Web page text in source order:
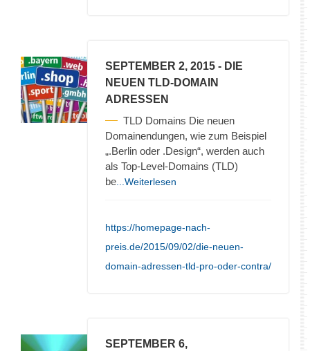
SEPTEMBER 2, 2015 - DIE
NEUEN TLD-DOMAIN
ADRESSEN
TLD Domains Die neuen
Domainendungen, wie zum Beispiel
„.Berlin oder .Design“, werden auch
als Top-Level-Domains (TLD)
be ...Weiterlesen
https://homepage-nach-
preis.de/2015/09/02/die-neuen-
domain-adressen-tld-pro-oder-contra/
SEPTEMBER 6,